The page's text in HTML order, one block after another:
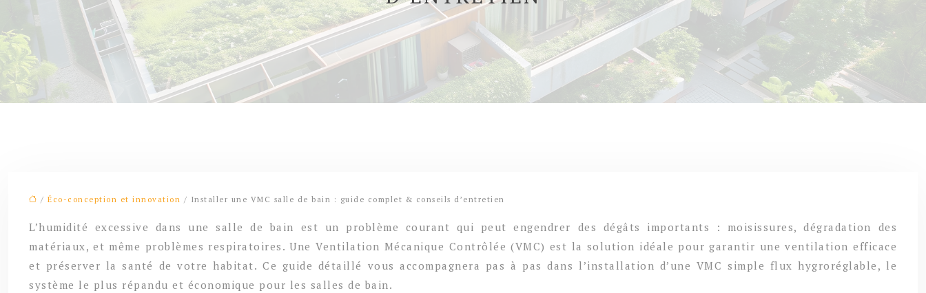
/ Éco-conception et innovation / Installer une VMC salle de bain : guide complet & conseils d’entretien
L’humidité excessive dans une salle de bain est un problème courant qui peut engendrer des dégâts importants : moisissures, dégradation des
matériaux, et même problèmes respiratoires. Une Ventilation Mécanique Contrôlée (VMC) est la solution idéale pour garantir une ventilation efficace
et préserver la santé de votre habitat. Ce guide détaillé vous accompagnera pas à pas dans l’installation d’une VMC simple flux hygroréglable, le
système le plus répandu et économique pour les salles de bain.